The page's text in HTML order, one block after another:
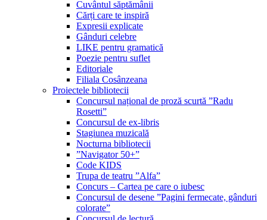
Cuvântul săptămânii
Cărți care te inspiră
Expresii explicate
Gânduri celebre
LIKE pentru gramatică
Poezie pentru suflet
Editoriale
Filiala Cosânzeana
Proiectele bibliotecii
Concursul național de proză scurtă ”Radu
Rosetti”
Concursul de ex-libris
Stagiunea muzicală
Nocturna bibliotecii
”Navigator 50+”
Code KIDS
Trupa de teatru ”Alfa”
Concurs – Cartea pe care o iubesc
Concursul de desene ”Pagini fermecate, gânduri
colorate”